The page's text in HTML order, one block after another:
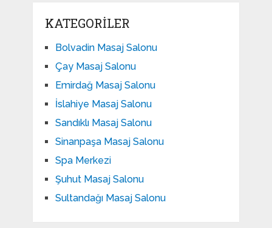
KATEGORILER
Bolvadin Masaj Salonu
Çay Masaj Salonu
Emirdağ Masaj Salonu
İslahiye Masaj Salonu
Sandıklı Masaj Salonu
Sinanpaşa Masaj Salonu
Spa Merkezi
Şuhut Masaj Salonu
Sultandağı Masaj Salonu